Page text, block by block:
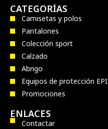
CATEGORÍAS
Camisetas y polos
Pantalones
Colección sport
Calzado
Abrigo
Equipos de protección EPI
Promociones
ENLACES
Contactar